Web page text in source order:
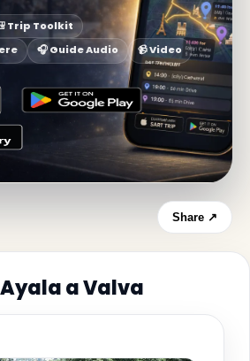
Trip Toolkit
🎧 Guide Audio 📹 Video
Share ↗
a Valva